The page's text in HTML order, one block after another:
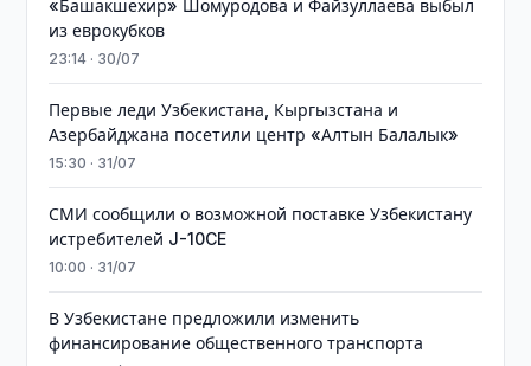
«Башакшехир» Шомуродова и Файзуллаева выбыл
из еврокубков
23:14 · 30/07
Первые леди Узбекистана, Кыргызстана и
Азербайджана посетили центр «Алтын Балалык»
15:30 · 31/07
СМИ сообщили о возможной поставке Узбекистану
истребителей J-10CE
10:00 · 31/07
В Узбекистане предложили изменить
финансирование общественного транспорта